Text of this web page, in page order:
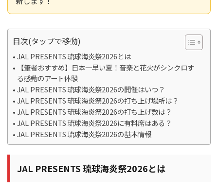
目次(タップで移動)
JAL PRESENTS 琉球海炎祭2026とは
【筆者おすすめ】日本一早い夏！音楽と花火がシンクロす
る感動のアート体験
JAL PRESENTS 琉球海炎祭2026の開催はいつ？
JAL PRESENTS 琉球海炎祭2026の打ち上げ場所は？
JAL PRESENTS 琉球海炎祭2026の打ち上げ数は？
JAL PRESENTS 琉球海炎祭2026に有料席はある？
JAL PRESENTS 琉球海炎祭2026の基本情報
JAL PRESENTS 琉球海炎祭2026とは